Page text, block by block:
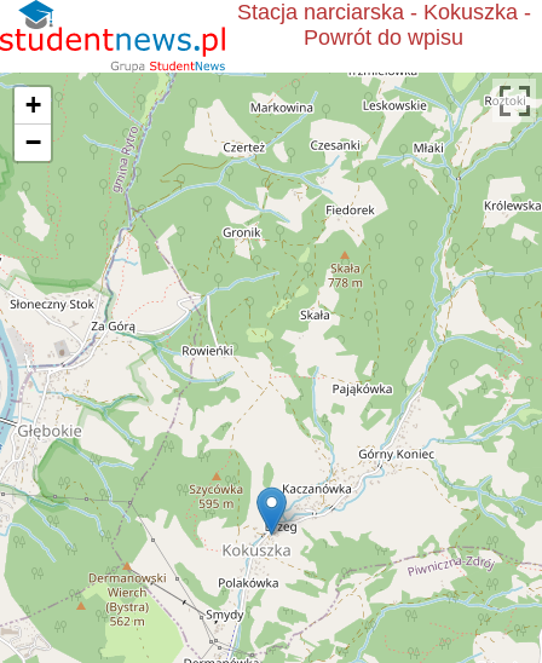
Stacja narciarska - Kokuszka -
Powrót do wpisu
+
−